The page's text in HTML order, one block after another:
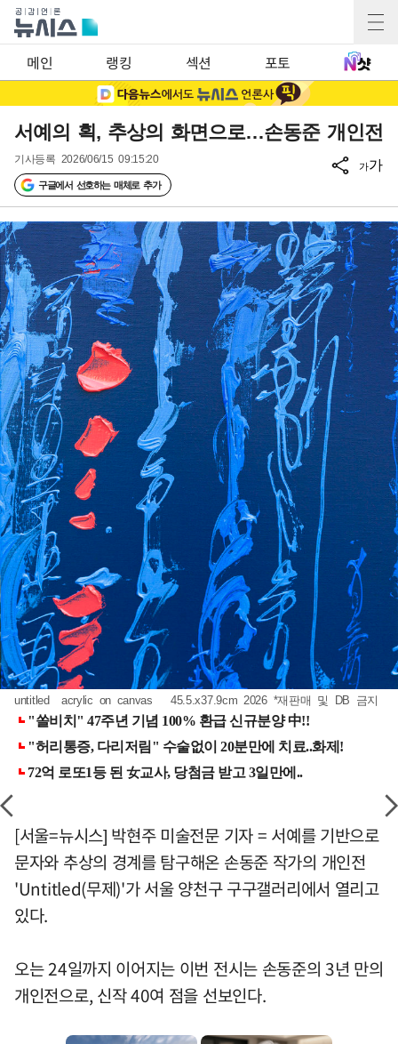
메인 랭킹 섹션 포토
서예의 획, 추상의 화면으로…손동준 개인전
기사등록 2026/06/15 09:15:20
구글에서 선호하는 매체로 추가
가가
untitled acrylic on canvas 45.5.x37.9cm 2026 *재판매 및 DB 금지
[서울=뉴시스] 박현주 미술전문 기자 = 서예를 기반으로
문자와 추상의 경계를 탐구해온 손동준 작가의 개인전
'Untitled(무제)'가 서울 양천구 구구갤러리에서 열리고
있다.
오는 24일까지 이어지는 이번 전시는 손동준의 3년 만의
개인전으로, 신작 40여 점을 선보인다.